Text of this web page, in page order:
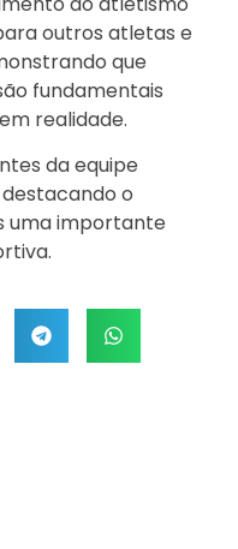
outros atletas e
que
fundamentais
realidade.
da equipe
o
uma importante